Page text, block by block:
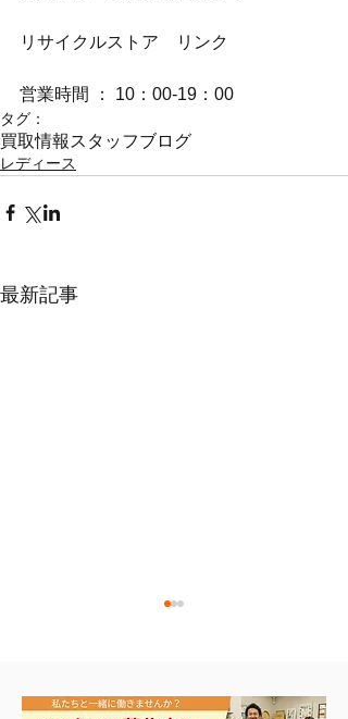
リサイクルストア　リンク
営業時間 ： 10：00-19：00
タグ：
買取情報 スタッフブログ
レディース
最新記事